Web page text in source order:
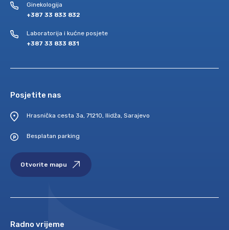
Ginekologija
+387 33 833 832
Laboratorija i kućne posjete
+387 33 833 831
Posjetite nas
Hrasnička cesta 3a, 71210, Ilidža, Sarajevo
Besplatan parking
Otvorite mapu
Radno vrijeme